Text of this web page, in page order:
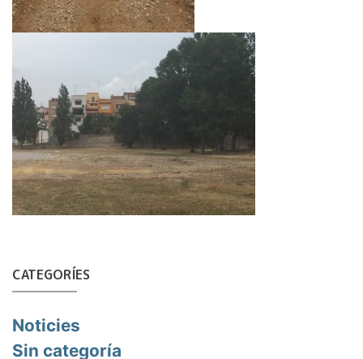
CATEGORÍES
Noticies
Sin categoría